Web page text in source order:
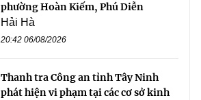
phường Hoàn Kiếm, Phú Diễn
Hải Hà
20:42 06/08/2026
Thanh tra Công an tỉnh Tây Ninh
phát hiện vi phạm tại các cơ sở kinh